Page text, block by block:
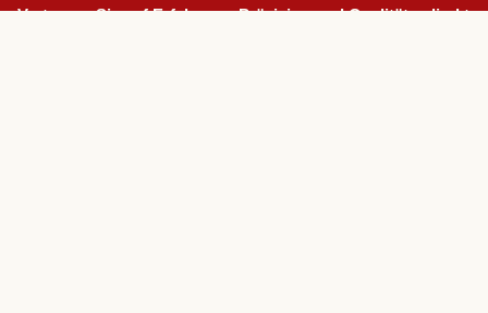
Vertrauen Sie auf Erfahrung, Präzision und Qualität – direkt